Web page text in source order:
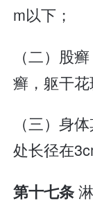
m以下；
（二）股
癣，躯干花
（三）身
处长径在
第十七条